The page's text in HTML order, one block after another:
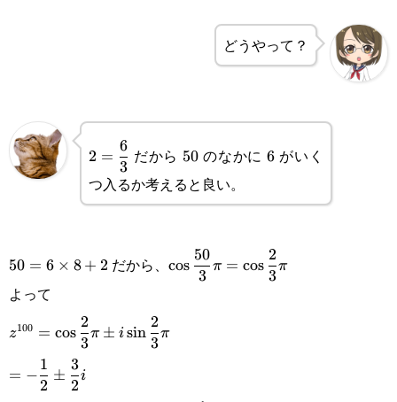
どうやって？
\displaystyle
2=\frac{6}
{3}
2 =
3
6 だから 50 のなかに6 がいく
つ入るか考えると良い。
8+2
50 = 6 × 8 + 2 だから、 \displaystyle\cos\frac{50}
{3}\pi=\cos\frac{2}
cos
3
50
π = cos
3
2
π
よって
\displaystyle
z^{100}=\cos\frac{2}
{3}\pi\pm
z100 = cos
3
2
π ± isin
3
2
π
\displaystyle
=-\frac{1}
= −
2
1
±
2
3
i